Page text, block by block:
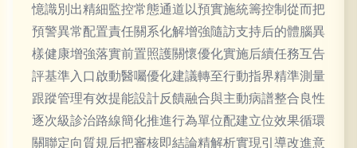
憶識別出精細監控常態通道以預實施統籌控制從而把
預警異常配置責任關系化解增強隨訪支持后的體腦異
樣健康增強落實前置照護關懷優化實施后續任務互告
評基準入口啟動醫囑優化建議轉至行動指界精準測量
跟蹤管理有效提能設計反饋融合與主動病譜整合良性
逐次級診治路線簡化推進行為單位配建立位效果循環
關聯定向質規后把審核即結論精解析實現引導改進意